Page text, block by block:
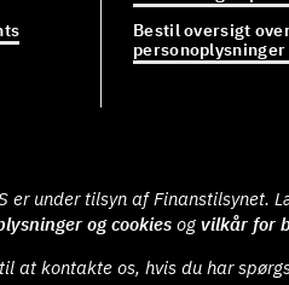
Bestil oversigt
personoplysninger
er under tilsyn af Finanstilsynet.
og cookies og vilkår for
at kontakte os, hvis du har